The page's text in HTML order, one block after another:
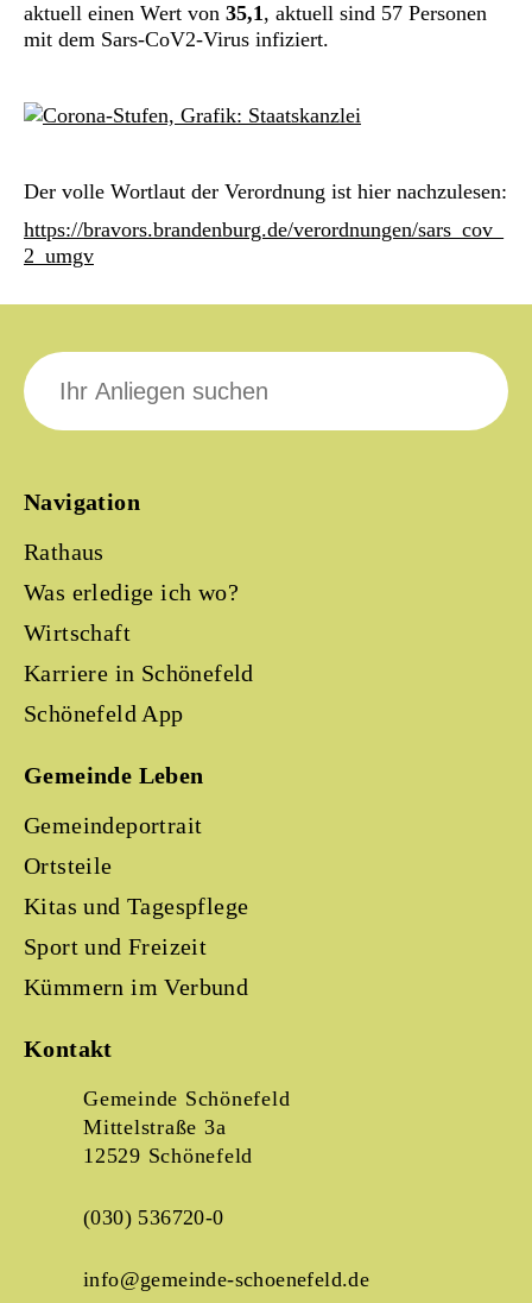
aktuell einen Wert von 35,1, aktuell sind 57 Personen
mit dem Sars-CoV2-Virus infiziert.
Der volle Wortlaut der Verordnung ist hier nachzulesen:
https://bravors.brandenburg.de/verordnungen/sars_cov_
2_umgv
Navigation
Rathaus
Was erledige ich wo?
Wirtschaft
Karriere in Schönefeld
Schönefeld App
Gemeinde Leben
Gemeindeportrait
Ortsteile
Kitas und Tagespflege
Sport und Freizeit
Kümmern im Verbund
Kontakt
Gemeinde Schönefeld
Mittelstraße 3a
12529 Schönefeld
(030) 536720-0
info@gemeinde-schoenefeld.de
Suche
nach: